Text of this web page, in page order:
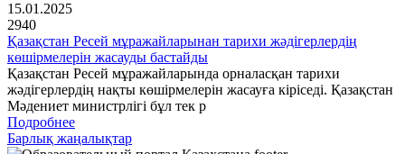
15.01.2025
2940
Қазақстан Ресей мұражайларынан тарихи жәдігерлердің
көшірмелерін жасауды бастайды
Қазақстан Ресей мұражайларында орналасқан тарихи
жәдігерлердің нақты көшірмелерін жасауға кіріседі. Қазақстан
Мәдениет министрлігі бұл тек р
Подробнее
Барлық жаңалықтар